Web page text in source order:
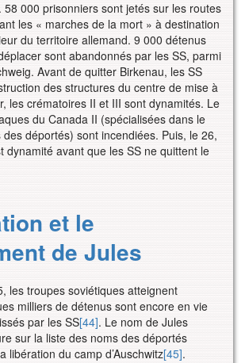
58 000 prisonniers sont jetés sur les routes
les « marches de la mort » à destination
du territoire allemand. 9 000 détenus
sont abandonnés par les SS, parmi
Avant de quitter Birkenau, les SS
des structures du centre de mise à
les crématoires II et III sont dynamités. Le
du Canada II (spécialisées dans le
déportés) sont incendiées. Puis, le 26,
dynamité avant que les SS ne quittent le
et le
de Jules
les troupes soviétiques atteignent
milliers de détenus sont encore en vie
par les SS[44]. Le nom de Jules
sur la liste des noms des déportés
libération du camp d’Auschwitz[45].